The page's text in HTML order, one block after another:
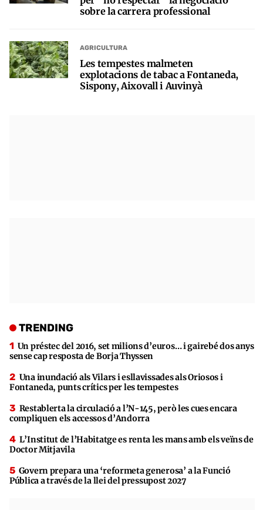
sobre la carrera professional
AGRICULTURA
Les tempestes malmeten
explotacions de tabac a Fontaneda,
Sispony, Aixovall i Auvinyà
TRENDING
Un préstec del 2016, set milions d’euros… i gairebé dos anys
sense cap resposta de Borja Thyssen
Una inundació als Vilars i esllavissades als Oriosos i
Fontaneda, punts crítics per les tempestes
Restablerta la circulació a l’N-145, però les cues encara
compliquen els accessos d’Andorra
L’Institut de l’Habitatge es renta les mans amb els veïns de
Doctor Mitjavila
Govern prepara una ‘reformeta generosa’ a la Funció
Pública a través de la llei del pressupost 2027